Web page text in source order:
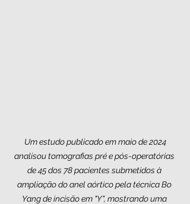
analisou tomografias pré e pós-operatórias
de 45 dos 78 pacientes submetidos à
ampliação do anel aórtico pela técnica Bo
Yang de incisão em "Y", mostrando uma